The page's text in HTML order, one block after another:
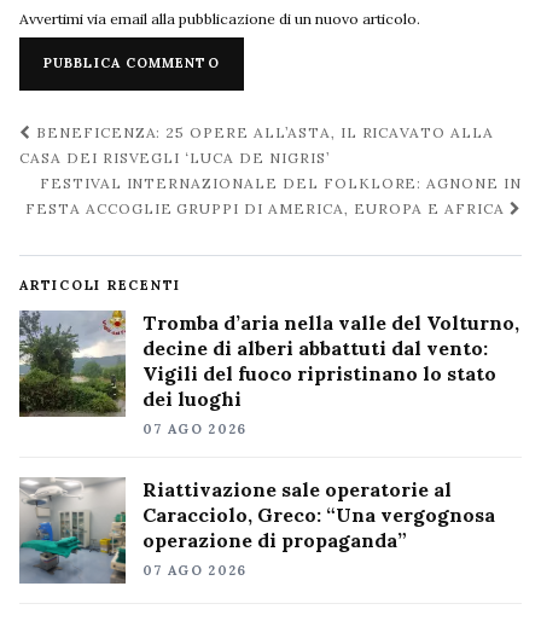
Avvertimi via email alla pubblicazione di un nuovo articolo.
Navigazione
post
BENEFICENZA: 25 OPERE ALL’ASTA, IL RICAVATO ALLA
CASA DEI RISVEGLI ‘LUCA DE NIGRIS’
FESTIVAL INTERNAZIONALE DEL FOLKLORE: AGNONE IN
FESTA ACCOGLIE GRUPPI DI AMERICA, EUROPA E AFRICA
ARTICOLI RECENTI
Tromba d’aria nella valle del Volturno,
decine di alberi abbattuti dal vento:
Vigili del fuoco ripristinano lo stato
dei luoghi
07 AGO 2026
Riattivazione sale operatorie al
Caracciolo, Greco: “Una vergognosa
operazione di propaganda”
07 AGO 2026